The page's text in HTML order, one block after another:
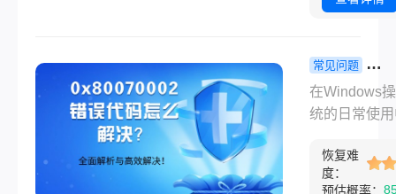
Windows系
到无法自行
严重错误时
发的最后一
线。它并非
常见问题
代码怎么解
解决！
在Windows
统的日常使
更新、安装
软件时，您
恢复难
度：
预估概率：